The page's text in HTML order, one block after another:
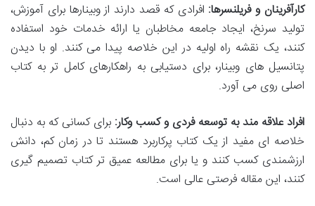
کارآفرینان و فریلنسرها: افرادی که قصد دارند از وبینارها برای آموزش،
تولید سرنخ، ایجاد جامعه مخاطبان یا ارائه خدمات خود استفاده
کنند، یک نقشه راه اولیه در این خلاصه پیدا می کنند. او با دیدن
پتانسیل های وبینار، برای دستیابی به راهکارهای کامل تر به کتاب
اصلی روی می آورد.
افراد علاقه مند به توسعه فردی و کسب وکار: برای کسانی که به دنبال
خلاصه ای مفید از یک کتاب پرکاربرد هستند تا در زمان کم، دانش
ارزشمندی کسب کنند و یا برای مطالعه عمیق تر کتاب تصمیم گیری
کنند، این مقاله فرصتی عالی است.